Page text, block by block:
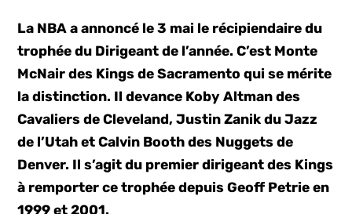
La NBA a annoncé le 3 mai le récipiendaire du
trophée du Dirigeant de l’année. C’est Monte
McNair des Kings de Sacramento qui se mérite
la distinction. Il devance Koby Altman des
Cavaliers de Cleveland, Justin Zanik du Jazz
de l’Utah et Calvin Booth des Nuggets de
Denver. Il s’agit du premier dirigeant des Kings
à remporter ce trophée depuis Geoff Petrie en
1999 et 2001.